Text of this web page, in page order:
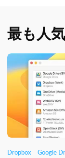
最も人
Dropbox Google